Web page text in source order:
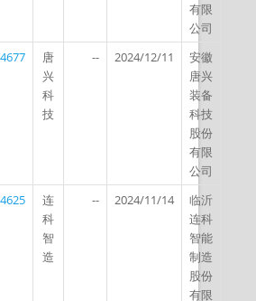
有限
公司
唐
兴
科
技
-- 2024/12/11
安徽
唐兴
装备
科技
股份
有限
公司
连
科
智
造
-- 2024/11/14
临沂
连科
智能
制造
股份
有限